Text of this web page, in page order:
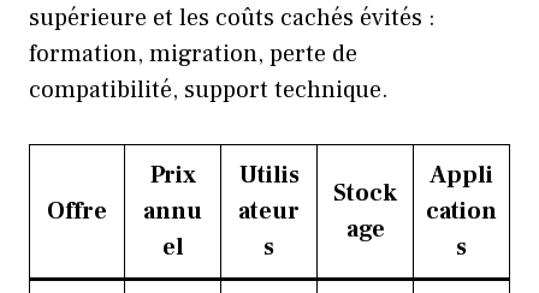
supérieure et les coûts cachés évités :
formation, migration, perte de
compatibilité, support technique.
Offre
Prix
annu
el
Utilis
ateur
s
Stock
age
Appli
cation
s